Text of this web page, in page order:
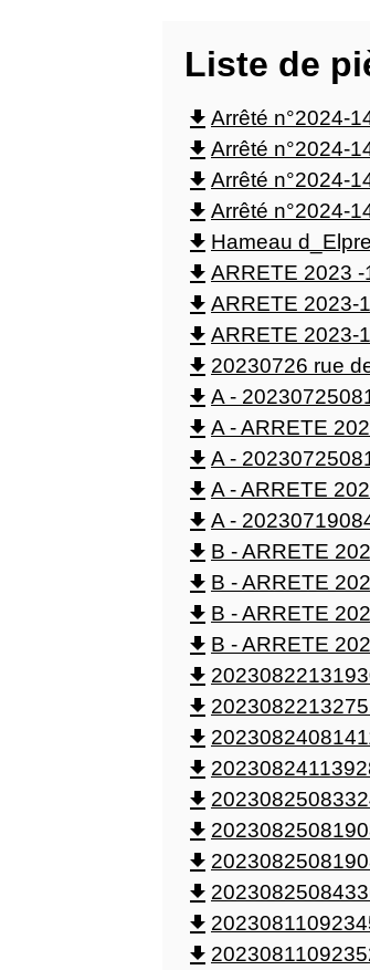
Liste de
file_download Arrêté n°2024-
file_download Arrêté n°2024-
file_download Arrêté n°2024-
file_download Arrêté n°2024-
file_download Hameau
file_download ARRETE 2023
file_download ARRETE 2023-
file_download ARRETE 2023-
file_download 20230726 rue
file_download A -
file_download A - ARRETE
file_download A -
file_download A - ARRETE
file_download A -
file_download B - ARRETE
file_download B - ARRETE
file_download B - ARRETE
file_download B - ARRETE
file_download
file_download
file_download
file_download
file_download
file_download
file_download
file_download
file_download
file_download